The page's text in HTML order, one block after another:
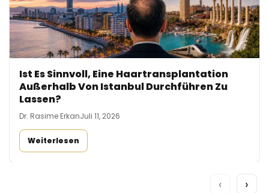
Ist Es Sinnvoll, Eine Haartransplantation
Außerhalb Von Istanbul Durchführen Zu
Lassen?
Dr. Rasime ErkanJuli 11, 2026
Weiterlesen
‹ ›